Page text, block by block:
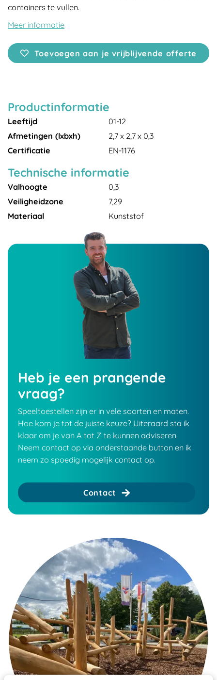
containers te vullen.
Meer informatie
Toevoegen aan je vrijblijvende offerte
Productinformatie
Leeftijd
01-12
Afmetingen (lxbxh)
2,7 x 2,7 x 0,3
Certificatie
EN-1176
Technische informatie
Valhoogte
0,3
Veiligheidzone
7,29
Materiaal
Kunststof
Heb je een prangende
vraag?
Speeltoestellen zijn er in vele soorten en maten.
Hoe kom je tot de juiste keuze? Uiteraard sta ik
klaar om je van A tot Z te kunnen adviseren.
Neem contact op via onderstaande button en ik
neem zo spoedig mogelijk contact op.
Contact